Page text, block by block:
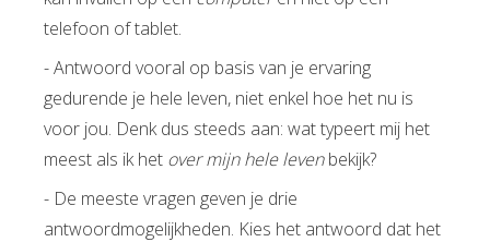
telefoon of tablet.
- Antwoord vooral op basis van je ervaring
gedurende je hele leven, niet enkel hoe het nu is
voor jou. Denk dus steeds aan: wat typeert mij het
meest als ik het over mijn hele levenbekijk?
- De meeste vragen geven je drie
antwoordmogelijkheden. Kies het antwoord dat het